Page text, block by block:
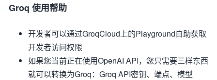
Groq 使用帮助
开发者可以通过GroqCloud上的Playground自助获取
开发者访问权限
如果您当前正在使用OpenAI API，您只需要三样东西
就可以转换为Groq：Groq API密钥、端点、模型